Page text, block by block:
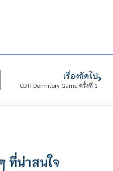
เรื่องถัดไป
CDTI Dormitory Game ครั้งที่ 1
ที่น่าสนใจ